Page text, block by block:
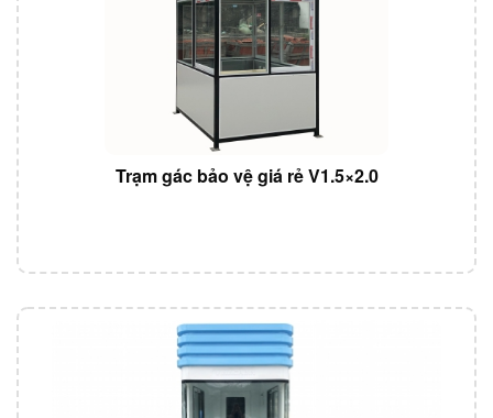
Trạm gác bảo vệ giá rẻ V1.5×2.0